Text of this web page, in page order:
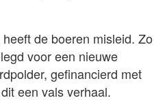
de boeren misleid. Zo
voor een nieuwe
gefinancierd met
een vals verhaal.